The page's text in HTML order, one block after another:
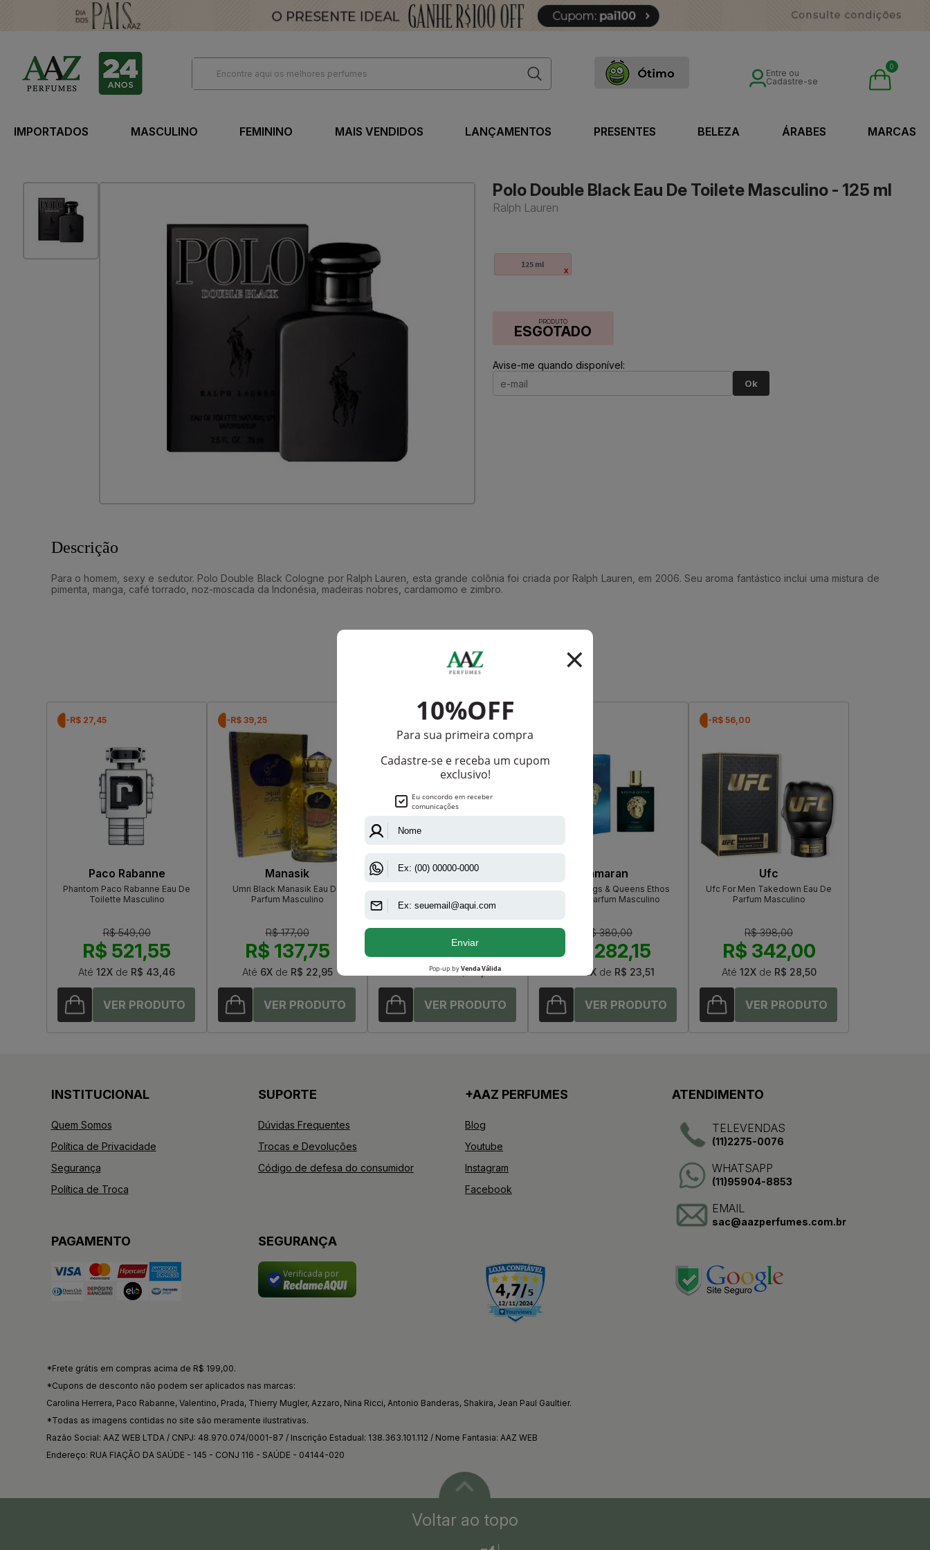
Entre ou
Cadastre-se
0
IMPORTADOS MASCULINO FEMININO MAIS VENDIDOS LANÇAMENTOS PRESENTES BELEZA ÁRABES MARCAS
Polo Double Black Eau De Toilete Masculino - 125 ml
Ralph Lauren
125 ml
PRODUTO
ESGOTADO
Avise-me quando disponível:
Ok
Descrição
Para o homem, sexy e sedutor. Polo Double Black Cologne por Ralph Lauren, esta grande colônia foi criada por Ralph Lauren, em 2006. Seu aroma fantástico inclui uma mistura de
pimenta, manga, café torrado, noz-moscada da Indonésia, madeiras nobres, cardamomo e zimbro.
Que viu, viu também
-R$ 27,45
Paco Rabanne
Phantom Paco Rabanne Eau De
Toilette Masculino
R$ 549,00
R$ 521,55
Até 12X de R$ 43,46
-R$ 39,25
Manasik
Umri Black Manasik Eau De
Parfum Masculino
R$ 177,00
R$ 137,75
Até 6Xde R$ 22,95
-R$ 119,80
Jacques Bogart
Eau De Toilette Masculino
R$ 300,20
12XdeR$ 25,01
amaran
Amaran Kings & Queens Ethos
Eau De Parfum Masculino
R$ 380,00
R$ 282,15
12X de R$ 23,51
-R$ 56,00
Ufc
Ufc For Men Takedown Eau De
Parfum Masculino
R$ 398,00
R$ 342,00
Até 12Xde R$ 28,50
INSTITUCIONAL
Quem Somos
Política de Privacidade
Segurança
Política de Troca
SUPORTE
Dúvidas Frequentes
Trocas e Devoluções
Código de defesa do consumidor
+AAZ PERFUMES
Blog
Youtube
Instagram
Facebook
ATENDIMENTO
TELEVENDAS
(11)2275-0076
WHATSAPP
(11)95904-8853
EMAIL
sac@aazperfumes.com.br
PAGAMENTO SEGURANÇA
Verificada por
*Frete grátis em compras acima de R$ 199,00.
*Cupons de desconto não podem ser aplicados nas marcas:
Carolina Herrera, Paco Rabanne, Valentino, Prada, Thierry Mugler, Azzaro, Nina Ricci, Antonio Banderas, Shakira, Jean Paul Gaultier.
*Todas as imagens contidas no site são meramente ilustrativas.
Razão Social: AAZ WEB LTDA / CNPJ: 48.970.074/0001-87 / Inscrição Estadual: 138.363.101.112 / Nome Fantasia: AAZ WEB
Endereço: RUA FIAÇÃO DA SAÚDE - 145 - CONJ 116 - SAÚDE - 04144-020
Voltar ao topo